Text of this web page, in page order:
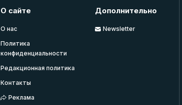
О сайте
О нас
Политика
конфиденциальности
Редакционная политика
Контакты
Реклама
Дополнительно
Newsletter